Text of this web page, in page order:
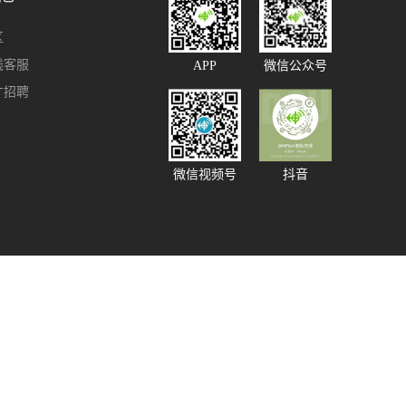
客服
招聘
APP 微信公众号
微信视频号 抖音